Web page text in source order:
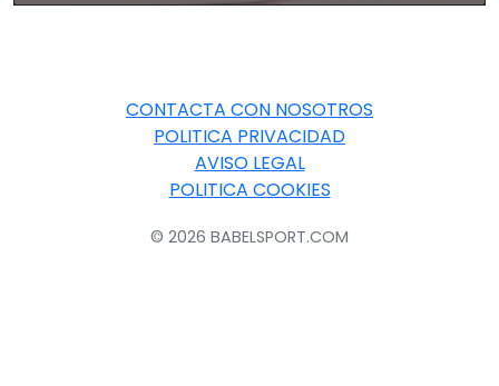
CONTACTA CON NOSOTROS
POLITICA PRIVACIDAD
AVISO LEGAL
POLITICA COOKIES
© 2026 BABELSPORT.COM